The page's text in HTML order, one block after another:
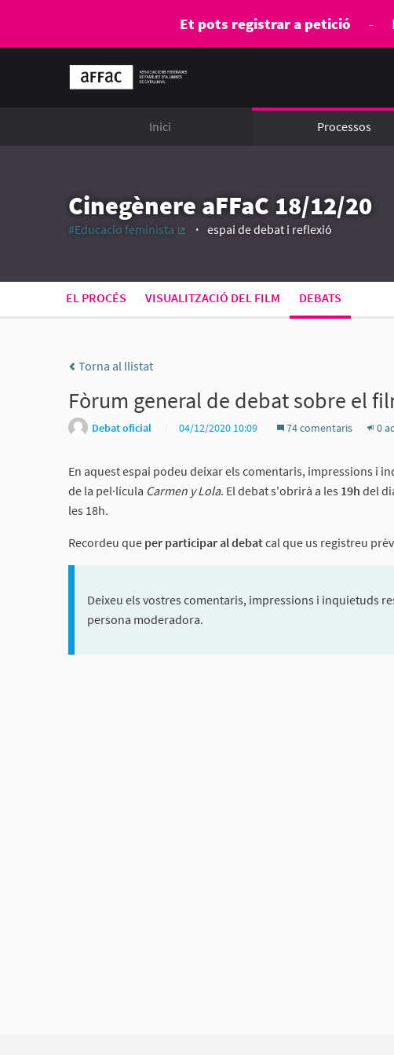
Et pots registrar a petició -
Inici Processos
Cinegènere aFFaC 18/12/20
#Educació feminista
espai de debat i reflexió
EL PROCÉS VISUALITZACIÓ DEL FILM DEBATS
Torna al llistat
Fòrum general de debat sobre el
Debat oficial 04/12/2020 10:09 74 comentaris 0
En aquest espai podeu deixar els comentaris, impressions i
de la pel·lícula Carmen y Lola. El debat s'obrirà a les 19h del
les 18h.
Recordeu que per participar al debatcal que us registreu
Deixeu els vostres comentaris, impressions i inquietuds
persona moderadora.